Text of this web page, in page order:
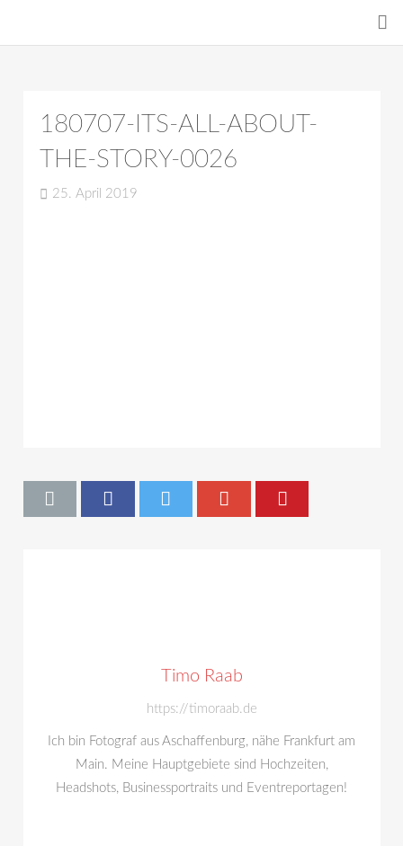
180707-ITS-ALL-ABOUT-
THE-STORY-0026
25. April 2019
Timo Raab
https://timoraab.de
Ich bin Fotograf aus Aschaffenburg, nähe Frankfurt am
Main. Meine Hauptgebiete sind Hochzeiten,
Headshots, Businessportraits und Eventreportagen!